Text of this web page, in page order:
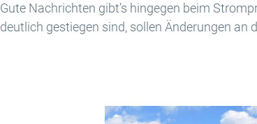
Gute Nachrichten gibt’s hingegen beim
deutlich gestiegen sind, sollen Änderungen an